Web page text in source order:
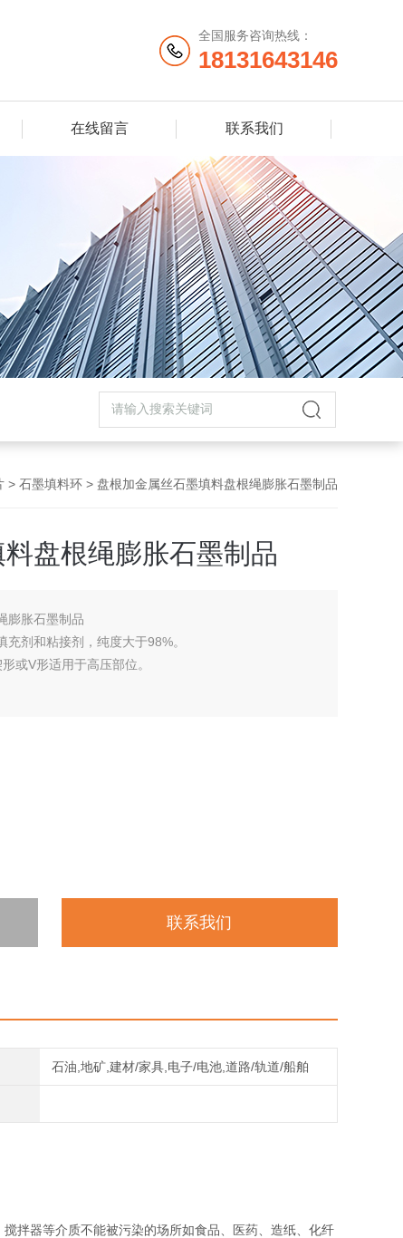
全国服务咨询热线：
18131643146
在线留言 联系我们
> 石墨填料环 > 盘根加金属丝石墨填料盘根绳膨胀石墨制品
盘根绳膨胀石墨制品
膨胀石墨制品
剂和粘接剂，纯度大于98%。
或V形适用于高压部位。
联系我们
石油,地矿,建材/家具,电子/电池,道路/轨道/船舶
拌器等介质不能被污染的场所如食品、医药、造纸、化纤